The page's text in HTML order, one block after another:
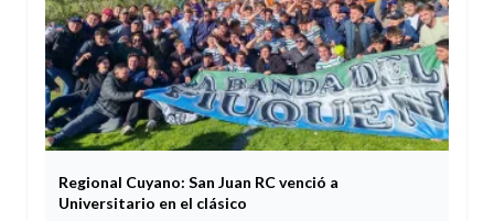
Regional Cuyano: San Juan RC venció a
Universitario en el clásico